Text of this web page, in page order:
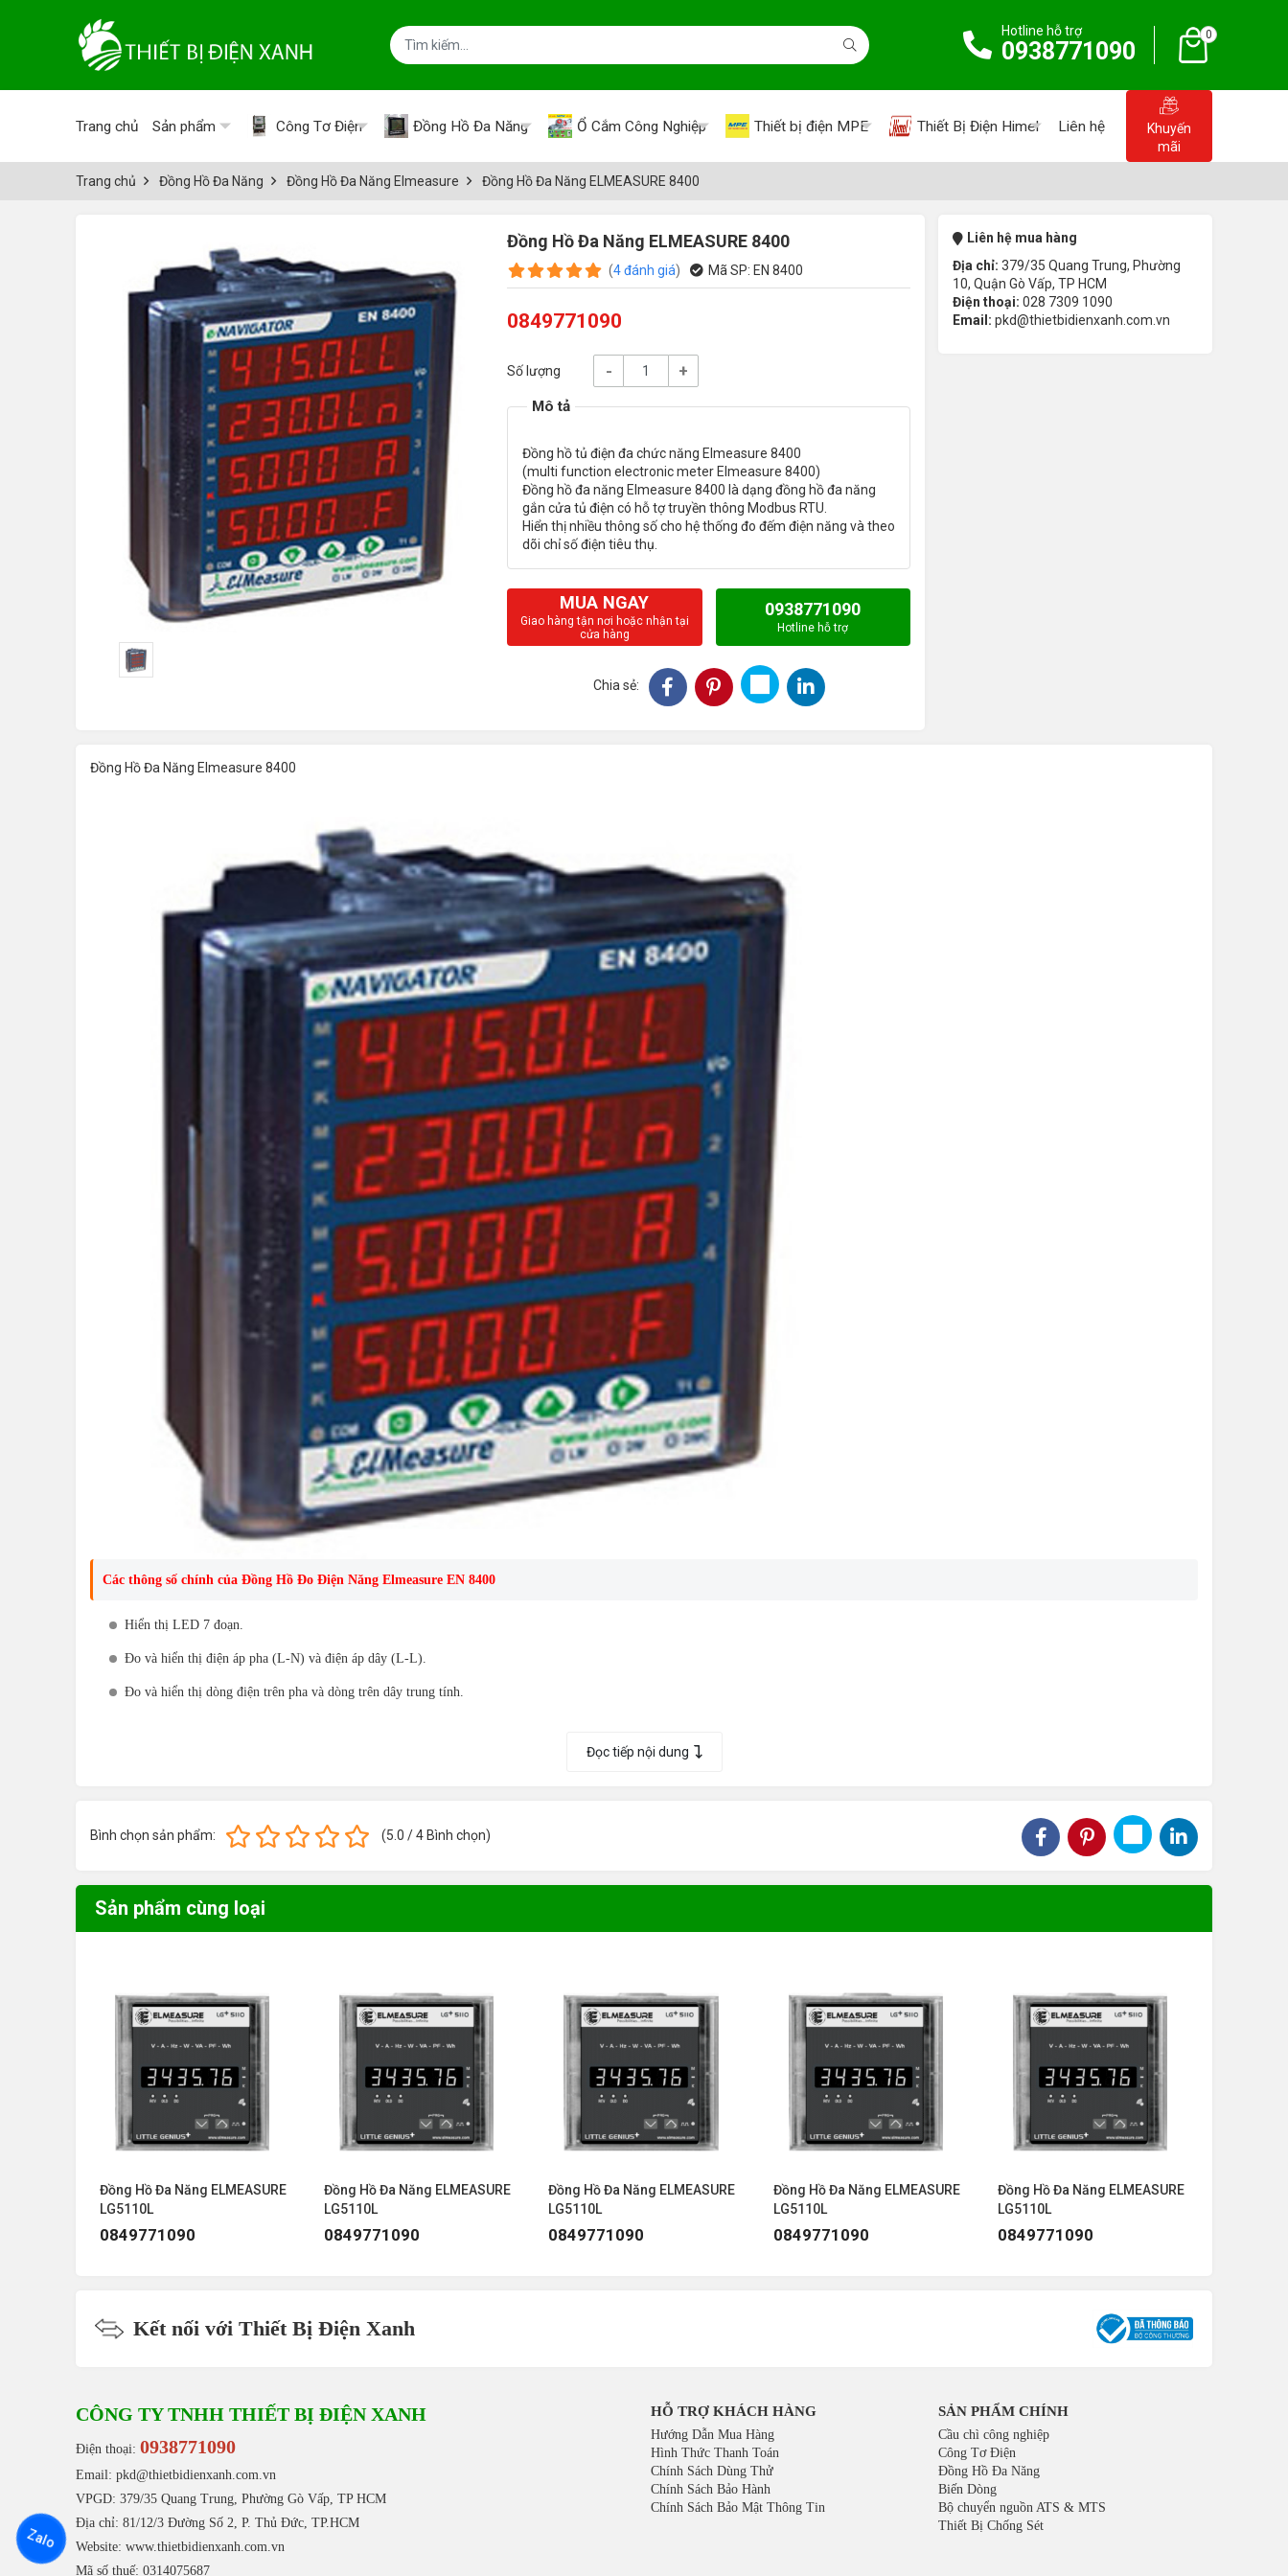
Hotline hỗ trợ
0938771090
0
Trang chủ Sản phẩm Công Tơ Điện Đồng Hồ Đa Năng Ổ Cắm Công Nghiệp Thiết bị điện MPE Thiết Bị Điện Himel Liên hệ
Khuyến
mãi
Trang chủ Đồng Hồ Đa Năng Đồng Hồ Đa Năng Elmeasure Đồng Hồ Đa Năng ELMEASURE 8400
Đồng Hồ Đa Năng ELMEASURE 8400
(4đánh giá) Mã SP: EN 8400
0849771090
Số lượng - +
Đồng hồ tủ điện đa chức năng Elmeasure 8400
(multi function electronic meter Elmeasure 8400)
Đồng hồ đa năng Elmeasure 8400 là dạng đồng hồ đa năng
gắn cửa tủ điện có hỗ tợ truyền thông Modbus RTU.
Hiển thị nhiều thông số cho hệ thống đo đếm điện năng và theo
MUA NGAY
Giao hàng tận nơi hoặc nhận tại
cửa hàng
0938771090
Hotline hỗ trợ
Chia sẻ:
Liên hệ mua hàng
Địa chỉ: 379/35 Quang Trung, Phường
10, Quận Gò Vấp, TP HCM
Điện thoại: 028 7309 1090
Email: pkd@thietbidienxanh.com.vn
Đồng Hồ Đa Năng Elmeasure 8400
Các thông số chính của Đồng Hồ Đo Điện Năng Elmeasure EN 8400
Hiển thị LED 7 đoạn.
Đo và hiển thị điện áp pha (L-N) và điện áp dây (L-L).
Đo và hiển thị dòng điện trên pha và dòng trên dây trung tính.
Đo và hiển thị tần số. Đo và hiển thị hệ số công suất COSφ
Truyền thông: Modbus RTU
Liên hệ ngay ! Để có mức giá ưu đãi tốt nhất dành cho Quý khách hàng. Khách hàng đặt mua với số lượnglớn và các sản phẩm khác xin vui lòng
email cho chúng tôi để có mức giá hợp lý nhất.
Hotline: 0938 77 1090
Đọc tiếp nội dung
Bình chọn sản phẩm: (5.0 /4 Bình chọn)
Sản phẩm cùng loại
Đồng Hồ Đa Năng ELMEASURE
LG5110L
0849771090
Đồng Hồ Đa Năng ELMEASURE
LG5110L
0849771090
Đồng Hồ Đa Năng ELMEASURE
LG5110L
0849771090
Đồng Hồ Đa Năng ELMEASURE
LG5110L
0849771090
Đồng Hồ Đa Năng ELMEASURE
LG5110L
0849771090
Kết nối với Thiết Bị Điện Xanh
CÔNG TY TNHH THIẾT BỊ ĐIỆN XANH
Điện thoại: 0938771090
Email: pkd@thietbidienxanh.com.vn
VPGD: 379/35 Quang Trung, Phường Gò Vấp, TP HCM
Địa chỉ: 81/12/3 Đường Số 2, P. Thủ Đức, TP.HCM
Website: www.thietbidienxanh.com.vn
Mã số thuế: 0314075687
HỖ TRỢ KHÁCH HÀNG
Hướng Dẫn Mua Hàng
Hình Thức Thanh Toán
Chính Sách Dùng Thử
Chính Sách Bảo Hành
Chính Sách Bảo Mật Thông Tin
SẢN PHẨM CHÍNH
Cầu chì công nghiệp
Công Tơ Điện
Đồng Hồ Đa Năng
Biến Dòng
Bộ chuyển nguồn ATS & MTS
Thiết Bị Chống Sét
Zalo